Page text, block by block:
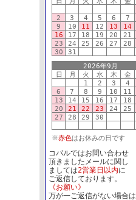
2
3 4 5 6 7
9
10 11 12 13 14
16
17 18 19 20 21
23
24 25 26 27 28
30
31
2026年9月
日
月 火 水 木 金
1
2 3 4
6
7 8 9 10 11
13
14 15 16 17 18
20
21 22 23 24 25
27
28 29 30
※赤色はお休みの日です
コパルではお問い合わせ
頂きましたメールに関し
ましては2営業日以内に
ご返信しております。
《お願い》
万が一ご返信がない場合は